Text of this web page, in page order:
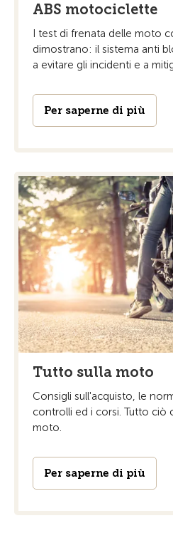
ABS motociclette
I test di frenata delle moto
dimostrano: il sistema anti
a evitare gli incidenti e a
Per saperne di più
Tutto sulla moto
Consigli sull'acquisto, le
controlli ed i corsi. Tutto ciò
moto.
Per saperne di più